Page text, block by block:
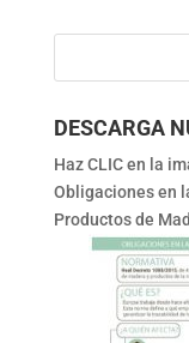
DESCARGA
Haz CLIC en la
Obligaciones en
Productos de